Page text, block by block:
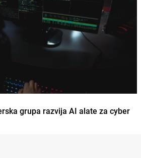
grupa razvija AI alate za cyber